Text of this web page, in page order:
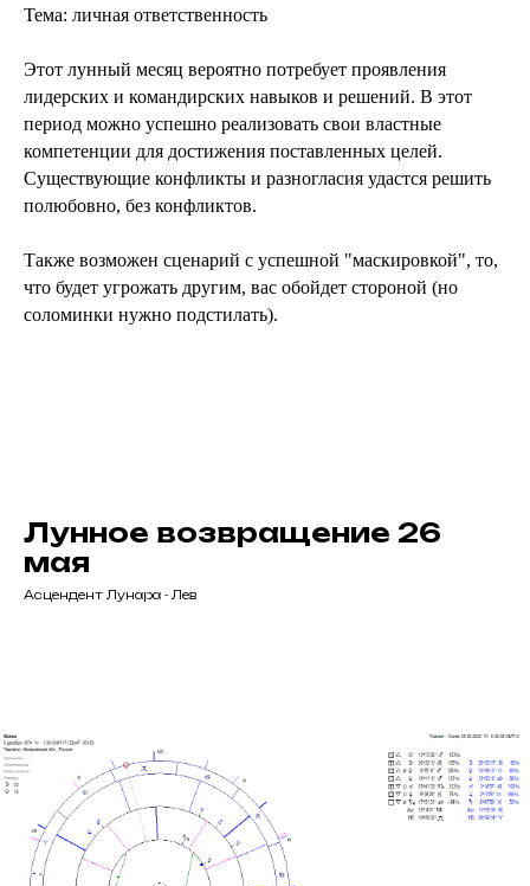
Тема: личная ответственность
Этот лунный месяц вероятно потребует проявления
лидерских и командирских навыков и решений. В этот
период можно успешно реализовать свои властные
компетенции для достижения поставленных целей.
Существующие конфликты и разногласия удастся решить
полюбовно, без конфликтов.
Также возможен сценарий с успешной "маскировкой", то,
что будет угрожать другим, вас обойдет стороной (но
соломинки нужно подстилать).
Лунное возвращение 26
мая
Асцендент Лунара - Лев